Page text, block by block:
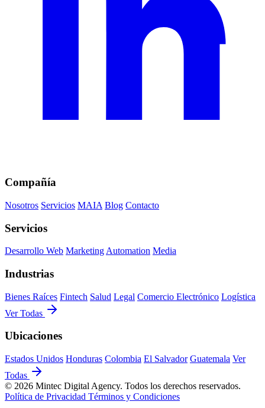
Compañía
Nosotros Servicios MAIA Blog Contacto
Servicios
Desarrollo Web Marketing Automation Media
Industrias
Bienes Raíces Fintech Salud Legal Comercio Electrónico Logística
Ver Todas
Ubicaciones
Estados Unidos Honduras Colombia El Salvador Guatemala Ver
Todas
© 2026 Mintec Digital Agency. Todos los derechos reservados.
Política de Privacidad Términos y Condiciones